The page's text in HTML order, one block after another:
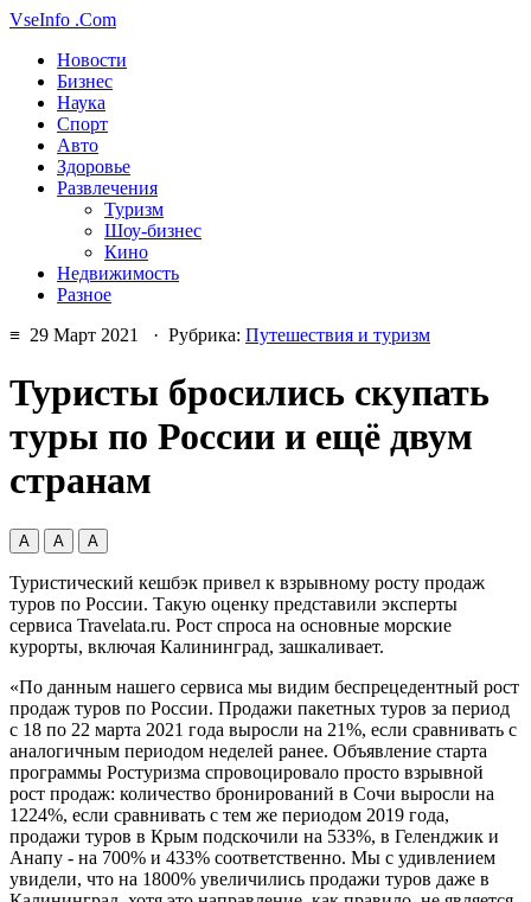
VseInfo .Com
Новости
Бизнес
Наука
Спорт
Авто
Здоровье
Развлечения
Туризм
Шоу-бизнес
Кино
Недвижимость
Разное
≡ 29 Март 2021 · Рубрика: Путешествия и туризм
Туристы бросились скупать
туры по России и ещё двум
странам
А А А
Туристический кешбэк привел к взрывному росту продаж
туров по России. Такую оценку представили эксперты
сервиса Travelata.ru. Рост спроса на основные морские
курорты, включая Калининград, зашкаливает.
«По данным нашего сервиса мы видим беспрецедентный рост
продаж туров по России. Продажи пакетных туров за период
с 18 по 22 марта 2021 года выросли на 21%, если сравнивать с
аналогичным периодом неделей ранее. Объявление старта
программы Ростуризма спровоцировало просто взрывной
рост продаж: количество бронирований в Сочи выросли на
1224%, если сравнивать с тем же периодом 2019 года,
продажи туров в Крым подскочили на 533%, в Геленджик и
Анапу - на 700% и 433% соответственно. Мы с удивлением
увидели, что на 1800% увеличились продажи туров даже в